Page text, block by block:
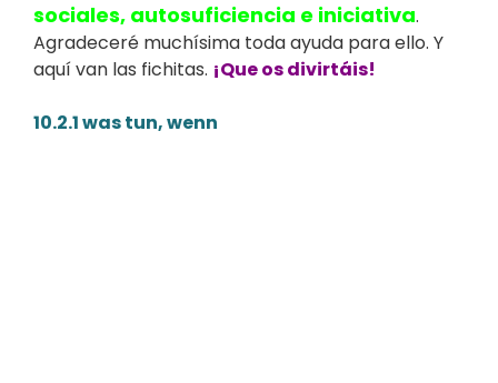
sociales, autosuficiencia e iniciativa.
Agradeceré muchísima toda ayuda para ello. Y
aquí van las fichitas. ¡Que os divirtáis!
10.2.1 was tun, wenn